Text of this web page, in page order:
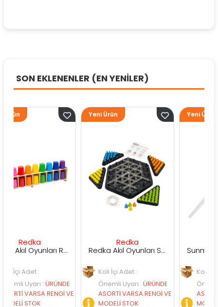
SON EKLENENLER (EN YENİLER)
Redka Akıl Oyunları Renk Dedektifi Oyunu
ÜRÜNDE
RENGİ VE
Redka Akıl Oyunları Strateji Üçgeni Oyunu
Koli İçi Adet :
Önemli Uyarı:ÜRÜNDE
ASORTİ VARSA RENGİ VE
MODELİ STOK
Yeni Ürün
Koli İçi Adet :
Önemli Uyarı:
ASORTİ VARSA
MODELİ STOK
Yeni Ürün